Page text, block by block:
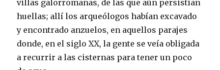
villas galorromanas, de las que aún persistían
huellas; allí los arqueólogos habían excavado
y encontrado anzuelos, en aquellos parajes
donde, en el siglo XX, la gente se veía obligada
a recurrir a las cisternas para tener un poco